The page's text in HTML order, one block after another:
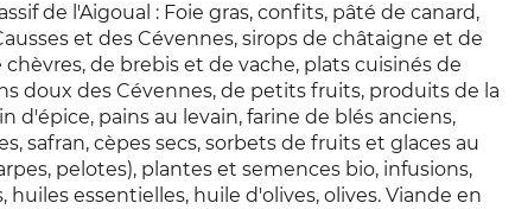
de l'Aigoual : Foie gras, confits, pâté de canard,
et des Cévennes, sirops de châtaigne et de
de brebis et de vache, plats cuisinés de
doux des Cévennes, de petits fruits, produits de la
d'épice, pains au levain, farine de blés anciens,
safran, cèpes secs, sorbets de fruits et glaces au
pelotes), plantes et semences bio, infusions,
essentielles, huile d'olives, olives. Viande en